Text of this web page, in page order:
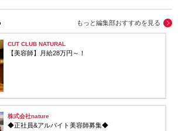
もっと編集部おすすめを見る
CUT CLUB NATURAL
【美容師】月給28万円～！
株式会社nature
◆正社員&アルバイト美容師募集◆